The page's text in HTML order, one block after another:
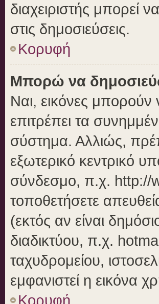
διαχειριστής μπορεί
στις δημοσιεύσεις.
Κορυφή
Μπορώ να
Ναι, εικόνες μπορούν
επιτρέπει τα
σύστημα. Αλλιώς,
εξωτερικό κεντρικό
σύνδεσμο, π.χ. http://
τοποθετήσετε
(εκτός αν είναι
διαδικτύου, π.χ.
ταχυδρομείου,
εμφανιστεί η εικόνα
Κορυφή